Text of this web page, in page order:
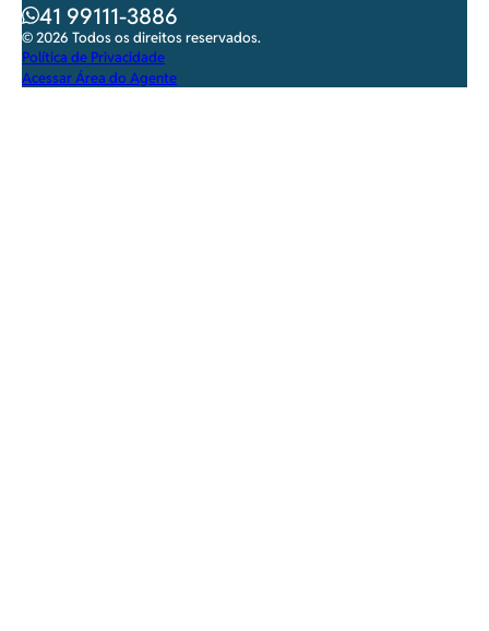
41 99111-3886
© 2026 Todos os direitos reservados.
Política de Privacidade
Acessar Área do Agente